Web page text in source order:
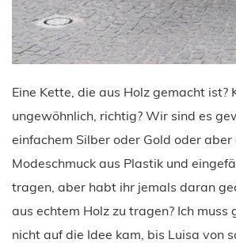
Eine Kette, die aus Holz gemacht ist?
ungewöhnlich, richtig? Wir sind es
einfachem Silber oder Gold oder aber
Modeschmuck aus Plastik und
tragen, aber habt ihr jemals daran
aus echtem Holz zu tragen? Ich muss
nicht auf die Idee kam, bis Luisa von